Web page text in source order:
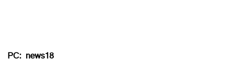
PC: news18